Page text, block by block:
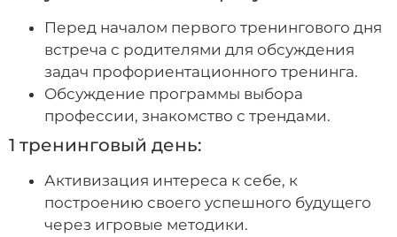
Перед началом первого тренингового дня
встреча с родителями для обсуждения
задач профориентационного тренинга.
Обсуждение программы выбора
профессии, знакомство с трендами.
1 тренинговый день:
Активизация интереса к себе, к
построению своего успешного будущего
через игровые методики.